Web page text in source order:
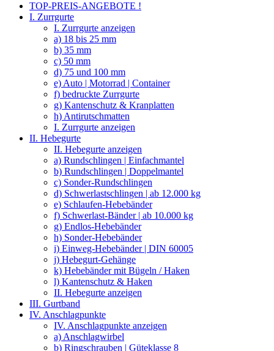
TOP-PREIS-ANGEBOTE !
I. Zurrgurte
I. Zurrgurte anzeigen
a) 18 bis 25 mm
b) 35 mm
c) 50 mm
d) 75 und 100 mm
e) Auto | Motorrad | Container
f) bedruckte Zurrgurte
g) Kantenschutz & Kranplatten
h) Antirutschmatten
I. Zurrgurte anzeigen
II. Hebegurte
II. Hebegurte anzeigen
a) Rundschlingen | Einfachmantel
b) Rundschlingen | Doppelmantel
c) Sonder-Rundschlingen
d) Schwerlastschlingen | ab 12.000 kg
e) Schlaufen-Hebebänder
f) Schwerlast-Bänder | ab 10.000 kg
g) Endlos-Hebebänder
h) Sonder-Hebebänder
i) Einweg-Hebebänder | DIN 60005
j) Hebegurt-Gehänge
k) Hebebänder mit Bügeln / Haken
l) Kantenschutz & Haken
II. Hebegurte anzeigen
III. Gurtband
IV. Anschlagpunkte
IV. Anschlagpunkte anzeigen
a) Anschlagwirbel
b) Ringschrauben | Güteklasse 8